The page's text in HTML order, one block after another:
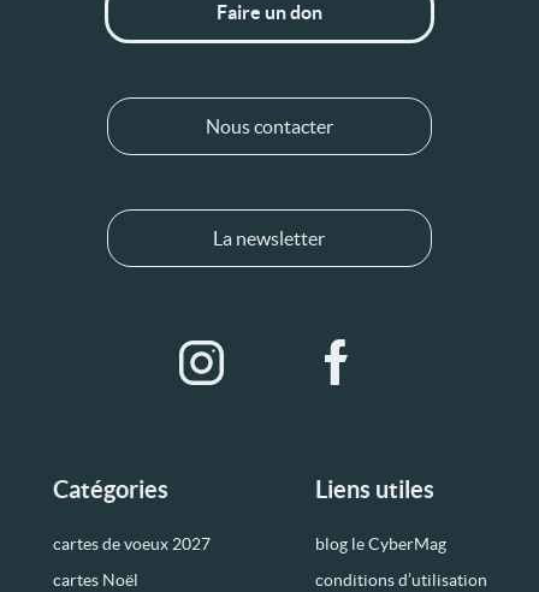
Catégories
cartes de voeux 2027
cartes Noël
Liens utiles
blog le CyberMag
conditions d’utilisation
Faire un don
Nous contacter
La newsletter